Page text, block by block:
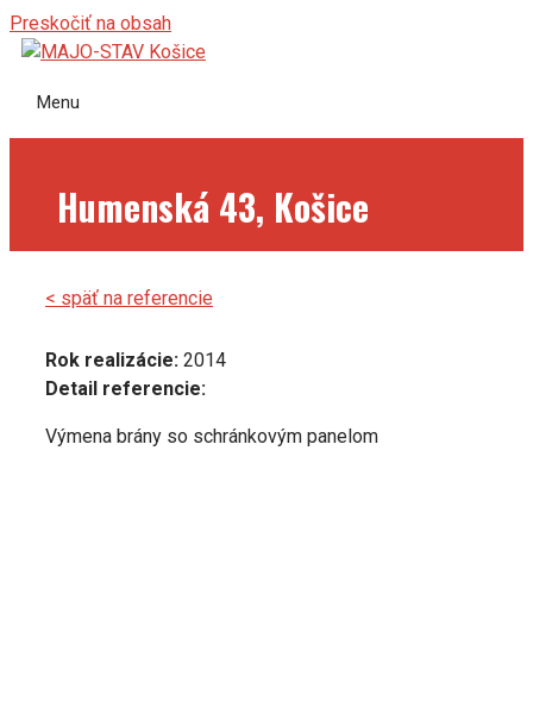
Preskočiť na obsah
Menu
Humenská 43, Košice
< späť na referencie
Rok realizácie: 2014
Detail referencie:
Výmena brány so schránkovým panelom